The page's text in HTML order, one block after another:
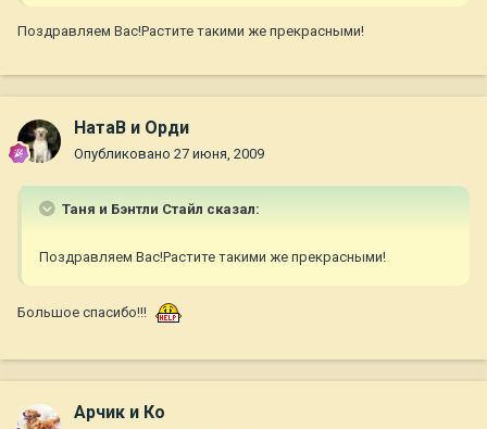
Поздравляем Вас!Растите такими же прекрасными!
НатаВ и Орди
Опубликовано 27 июня, 2009
Таня и Бэнтли Стайл сказал:
Поздравляем Вас!Растите такими же прекрасными!
Большое спасибо!!!
Арчик и Ко